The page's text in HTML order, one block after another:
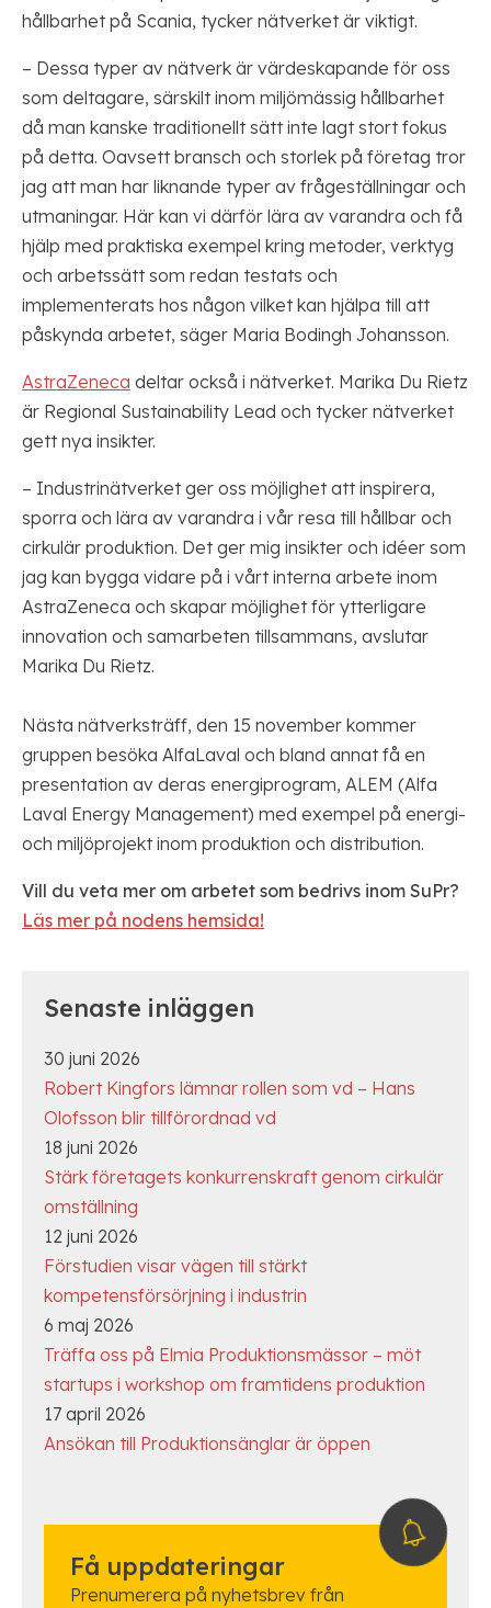
hållbarhet på Scania, tycker nätverket är viktigt.
– Dessa typer av nätverk är värdeskapande för oss
som deltagare, särskilt inom miljömässig hållbarhet
då man kanske traditionellt sätt inte lagt stort fokus
på detta. Oavsett bransch och storlek på företag tror
jag att man har liknande typer av frågeställningar och
utmaningar. Här kan vi därför lära av varandra och få
hjälp med praktiska exempel kring metoder, verktyg
och arbetssätt som redan testats och
implementerats hos någon vilket kan hjälpa till att
påskynda arbetet, säger Maria Bodingh Johansson.
AstraZeneca deltar också i nätverket. Marika Du Rietz
är Regional Sustainability Lead och tycker nätverket
gett nya insikter.
– Industrinätverket ger oss möjlighet att inspirera,
sporra och lära av varandra i vår resa till hållbar och
cirkulär produktion. Det ger mig insikter och idéer som
jag kan bygga vidare på i vårt interna arbete inom
AstraZeneca och skapar möjlighet för ytterligare
innovation och samarbeten tillsammans, avslutar
Marika Du Rietz.
Nästa nätverksträff, den 15 november kommer
gruppen besöka AlfaLaval och bland annat få en
presentation av deras energiprogram, ALEM (Alfa
Laval Energy Management) med exempel på energi-
och miljöprojekt inom produktion och distribution.
Vill du veta mer om arbetet som bedrivs inom SuPr?
Läs mer på nodens hemsida!
Senaste inläggen
30 juni 2026
Robert Kingfors lämnar rollen som vd – Hans
Olofsson blir tillförordnad vd
18 juni 2026
Stärk företagets konkurrenskraft genom cirkulär
omställning
12 juni 2026
Förstudien visar vägen till stärkt
kompetensförsörjning i industrin
6 maj 2026
Träffa oss på Elmia Produktionsmässor – möt
startups i workshop om framtidens produktion
17 april 2026
Ansökan till Produktionsänglar är öppen
Få uppdateringar
Prenumerera på nyhetsbrev från